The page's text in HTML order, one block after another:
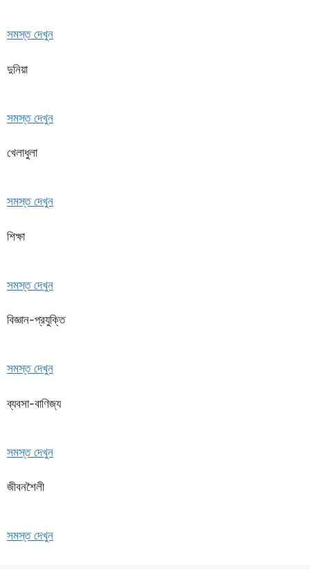
সমস্ত দেখুন
দুনিয়া
সমস্ত দেখুন
খেলাধুলা
সমস্ত দেখুন
শিক্ষা
সমস্ত দেখুন
বিজ্ঞান-প্রযুক্তি
সমস্ত দেখুন
ব্যবসা-বাণিজ্য
সমস্ত দেখুন
জীবনশৈলী
সমস্ত দেখুন